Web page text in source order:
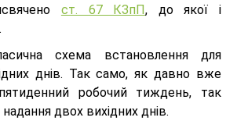
ст. 67 КЗпП, до якої і
схема встановлення для
днів. Так само, як давно вже
робочий тиждень, так
двох вихідних днів.